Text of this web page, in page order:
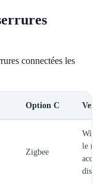
connectées les
Option C
Zigbee
Wi-
le